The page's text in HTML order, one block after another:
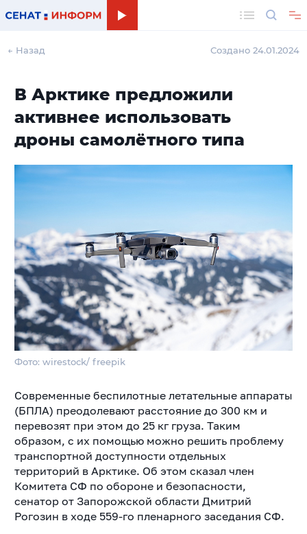
← Назад Создано 24.01.2024
В Арктике предложили
активнее использовать
дроны самолётного типа
Фото: wirestock/ freepik
Современные беспилотные летательные аппараты
(БПЛА) преодолевают расстояние до 300 км и
перевозят при этом до 25 кг груза. Таким
образом, с их помощью можно решить проблему
транспортной доступности отдельных
территорий в Арктике. Об этом сказал член
Комитета СФ по обороне и безопасности,
сенатор от Запорожской области Дмитрий
Рогозин в ходе 559-го пленарного заседания СФ.